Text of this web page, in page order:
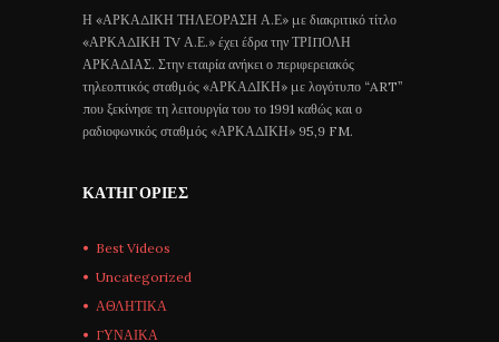
Η «ΑΡΚΑΔΙΚΗ ΤΗΛΕΟΡΑΣΗ Α.Ε» με διακριτικό τίτλο
«ΑΡΚΑΔΙΚΗ ΤV Α.Ε.» έχει έδρα την ΤΡΙΠΟΛΗ
ΑΡΚΑΔΙΑΣ. Στην εταιρία ανήκει ο περιφερειακός
τηλεοπτικός σταθμός «ΑΡΚΑΔΙΚΗ» με λογότυπο “ART”
που ξεκίνησε τη λειτουργία του το 1991 καθώς και ο
ραδιοφωνικός σταθμός «ΑΡΚΑΔΙΚΗ» 95,9 FM.
ΚΑΤΗΓΟΡΊΕΣ
Best Videos
Uncategorized
ΑΘΛΗΤΙΚΑ
ΓΥΝΑΙΚΑ